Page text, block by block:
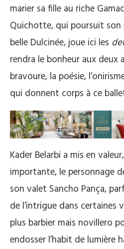
marier sa fille au riche
Quichotte, qui poursuit son
belle Dulcinée, joue ici les
rendra le bonheur aux deux
bravoure, la poésie,
qui donnent corps à ce
Kader Belarbi a mis en
importante, le personnage
son valet Sancho Pança,
de l’intrigue dans certaines
plus barbier mais novillero
endosser l’habit de lumière